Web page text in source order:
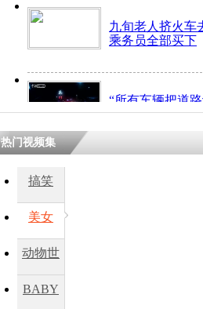
九旬老人挤火车
乘务员全部买下
“所有车辆把道
开！”儿童突发
热门视频集
搞笑
美女
动物世
BABY